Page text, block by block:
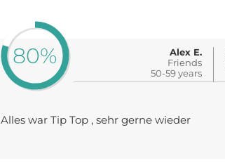
80%
Alex E.
Friends
50-59 years
Alles war Tip Top , sehr gerne wieder